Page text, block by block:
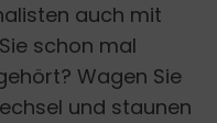
auch mit
schon mal
Wagen Sie
und staunen